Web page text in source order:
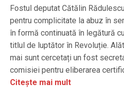
Fostul deputat Cătălin
pentru complicitate la abuz în
în formă continuată în legătură
titlul de luptător în Revoluție.
mai sunt cercetați un fost
comisiei pentru eliberarea
Citește mai mult